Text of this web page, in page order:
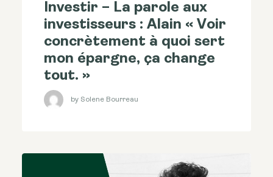
Investir – La parole aux
investisseurs : Alain « Voir
concrètement à quoi sert
mon épargne, ça change
tout. »
by Solene Bourreau